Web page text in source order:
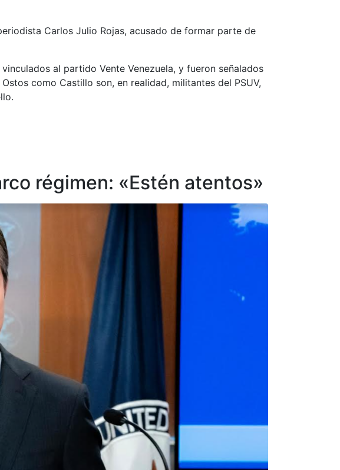
Carlos Julio Rojas, acusado de formar parte de
al partido Vente Venezuela, y fueron señalados
como Castillo son, en realidad, militantes del PSUV,
régimen: «Estén atentos»